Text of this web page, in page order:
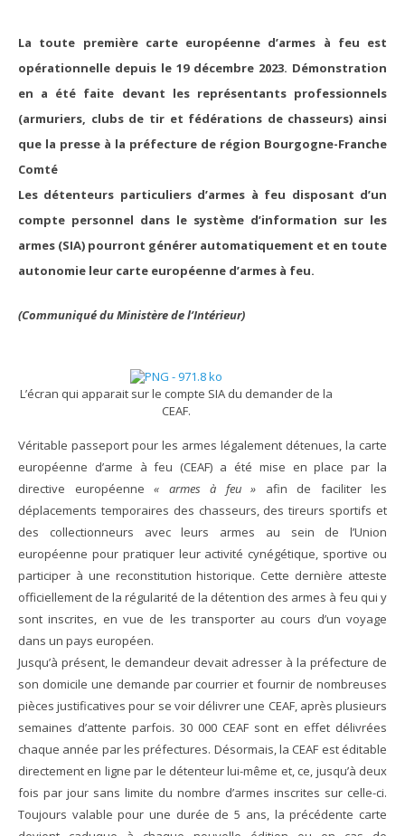
La toute première carte européenne d’armes à feu est
opérationnelle depuis le 19 décembre 2023. Démonstration
en a été faite devant les représentants professionnels
(armuriers, clubs de tir et fédérations de chasseurs) ainsi
que la presse à la préfecture de région Bourgogne-Franche
Comté
Les détenteurs particuliers d’armes à feu disposant d’un
compte personnel dans le système d’information sur les
armes (SIA) pourront générer automatiquement et en toute
autonomie leur carte européenne d’armes à feu.
(Communiqué du Ministère de l’Intérieur)
L’écran qui apparait sur le compte SIA du demander de la
CEAF.
Véritable passeport pour les armes légalement détenues, la carte
européenne d’arme à feu (CEAF) a été mise en place par la
directive européenne « armes à feu » afin de faciliter les
déplacements temporaires des chasseurs, des tireurs sportifs et
des collectionneurs avec leurs armes au sein de l’Union
européenne pour pratiquer leur activité cynégétique, sportive ou
participer à une reconstitution historique. Cette dernière atteste
officiellement de la régularité de la détention des armes à feu qui y
sont inscrites, en vue de les transporter au cours d’un voyage
dans un pays européen.
Jusqu’à présent, le demandeur devait adresser à la préfecture de
son domicile une demande par courrier et fournir de nombreuses
pièces justificatives pour se voir délivrer une CEAF, après plusieurs
semaines d’attente parfois. 30 000 CEAF sont en effet délivrées
chaque année par les préfectures. Désormais, la CEAF est éditable
directement en ligne par le détenteur lui-même et, ce, jusqu’à deux
fois par jour sans limite du nombre d’armes inscrites sur celle-ci.
Toujours valable pour une durée de 5 ans, la précédente carte